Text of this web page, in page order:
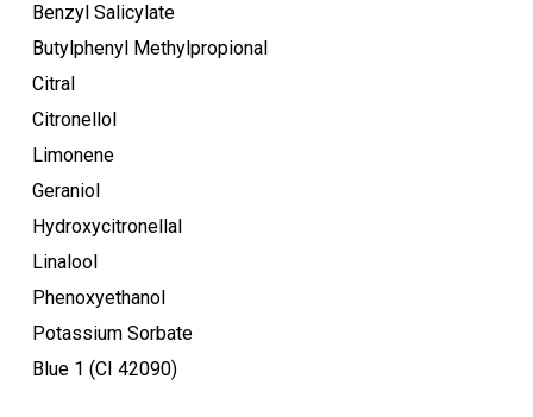
Benzyl Salicylate
Butylphenyl Methylpropional
Citral
Citronellol
Limonene
Geraniol
Hydroxycitronellal
Linalool
Phenoxyethanol
Potassium Sorbate
Blue 1 (CI 42090)